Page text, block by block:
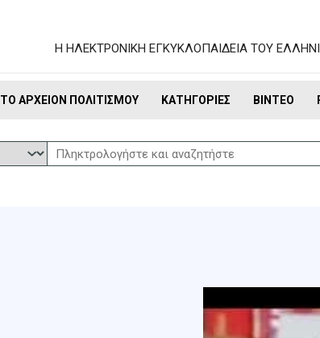
Η ΗΛΕΚΤΡΟΝΙΚΗ ΕΓΚΥΚΛΟΠΑΙΔΕΙΑ ΤΟΥ
ΤΟ ΑΡΧΕΊΟΝ ΠΟΛΙΤΙΣΜΟΎ ΚΑΤΗΓΟΡΊΕΣ ΒΊΝΤΕΟ